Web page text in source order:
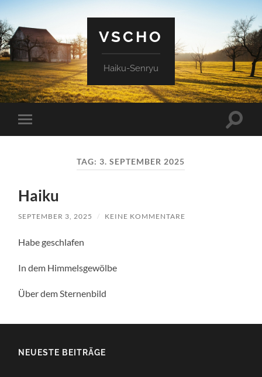
VSCHO
Haiku-Senryu
Mobile-
Menü
TAG:3. SEPTEMBER 2025
Haiku
SEPTEMBER 3, 2025 / KEINE KOMMENTARE
Habe geschlafen
In dem Himmelsgewölbe
Über dem Sternenbild
NEUESTE BEITRÄGE